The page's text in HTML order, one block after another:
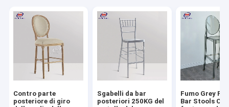
Contro parte
posteriore di giro
Sgabelli da bar
posteriori 250KG del
Fumo Grey
Bar Stools